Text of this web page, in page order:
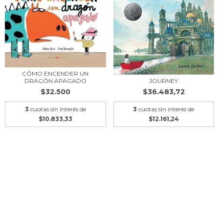
CÓMO ENCENDER UN
DRAGÓN APAGADO
$32.500
3 cuotas sin interés de
$10.833,33
JOURNEY
$36.483,72
3 cuotas sin interés de
$12.161,24